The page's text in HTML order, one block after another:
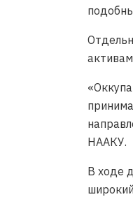
НААКУ.
В ходе